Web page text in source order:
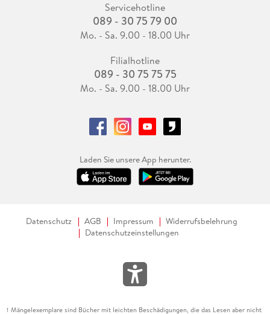
Servicehotline
089 - 30 75 79 00
Mo. - Sa. 9.00 - 18.00 Uhr
Filialhotline
089 - 30 75 75 75
Mo. - Sa. 9.00 - 18.00 Uhr
Laden Sie unsere App herunter.
Datenschutz AGB Impressum
Widerrufsbelehrung
Datenschutzeinstellungen
1 Mängelexemplare sind Bücher mit leichten Beschädigungen, die das Lesen aber nicht